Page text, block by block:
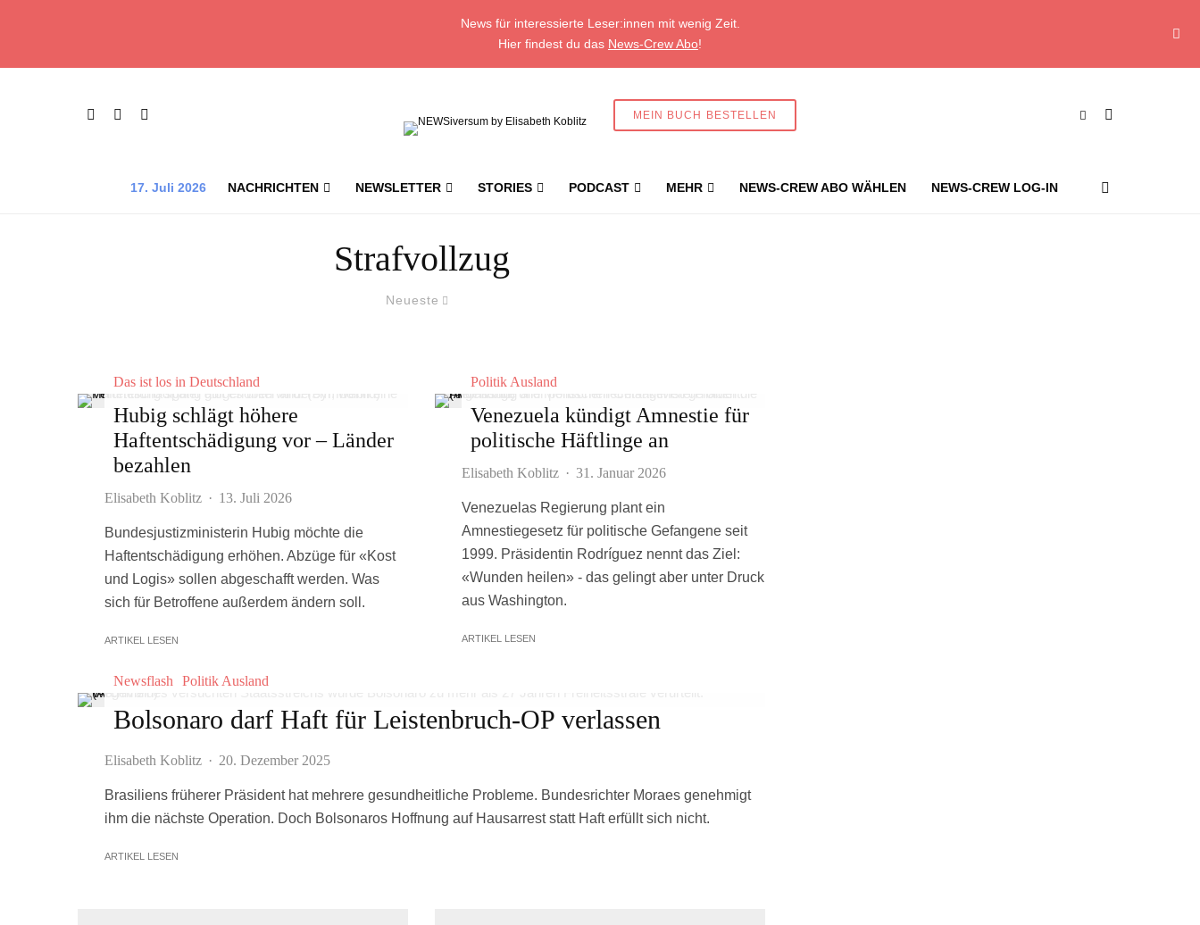
News für interessierte Leser:innen mit wenig Zeit.
Hier findest du das News-Crew Abo!
MEIN BUCH BESTELLEN
17. Juli 2026 NACHRICHTEN NEWSLETTER STORIES PODCAST MEHR NEWS-CREW ABO WÄHLEN NEWS-CREW LOG-IN
Strafvollzug
Neueste
Das ist los in Deutschland
Hubig schlägt höhere
Haftentschädigung vor – Länder
bezahlen
Elisabeth Koblitz · 13. Juli 2026
Bundesjustizministerin Hubig möchte die
Haftentschädigung erhöhen. Abzüge für «Kost
und Logis» sollen abgeschafft werden. Was
sich für Betroffene außerdem ändern soll.
ARTIKEL LESEN
Politik Ausland
Venezuela kündigt Amnestie für
politische Häftlinge an
Elisabeth Koblitz · 31. Januar 2026
Venezuelas Regierung plant ein
Amnestiegesetz für politische Gefangene seit
1999. Präsidentin Rodríguez nennt das Ziel:
«Wunden heilen» - das gelingt aber unter Druck
aus Washington.
ARTIKEL LESEN
Newsflash Politik Ausland
Bolsonaro darf Haft für Leistenbruch-OP verlassen
Elisabeth Koblitz · 20. Dezember 2025
Brasiliens früherer Präsident hat mehrere gesundheitliche Probleme. Bundesrichter Moraes genehmigt
ihm die nächste Operation. Doch Bolsonaros Hoffnung auf Hausarrest statt Haft erfüllt sich nicht.
ARTIKEL LESEN